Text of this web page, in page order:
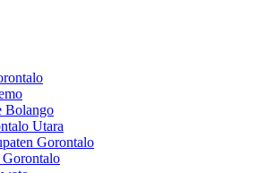
Bolango
Utara
Gorontalo